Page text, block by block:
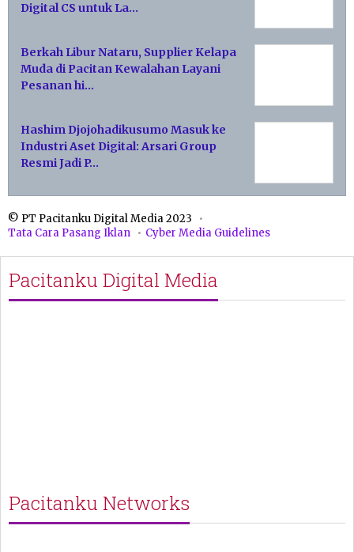
Digital CS untuk La…
Berkah Libur Nataru, Supplier Kelapa
Muda di Pacitan Kewalahan Layani
Pesanan hi…
Hashim Djojohadikusumo Masuk ke
Industri Aset Digital: Arsari Group
Resmi Jadi P…
© PT Pacitanku Digital Media 2023
Tata Cara Pasang Iklan
Cyber Media Guidelines
Pacitanku Digital Media
Pacitanku Networks